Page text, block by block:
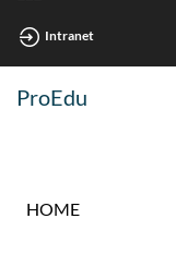
Intranet
ProEdu
HOME